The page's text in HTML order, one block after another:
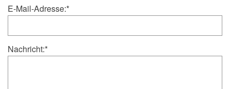
E-Mail-Adresse:*
Nachricht:*